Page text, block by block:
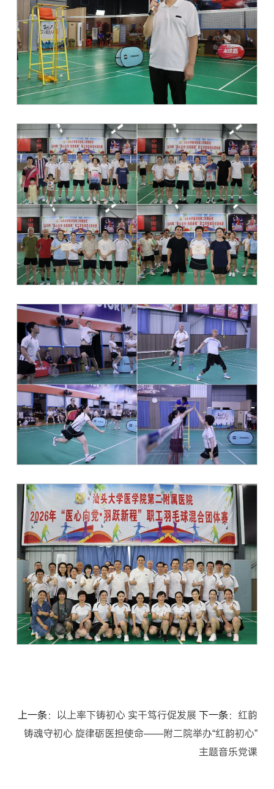
上一条： 以上率下铸初心 实干笃行促发展 下一条： 红韵
铸魂守初心 旋律砺医担使命——附二院举办“红韵初心”
主题音乐党课